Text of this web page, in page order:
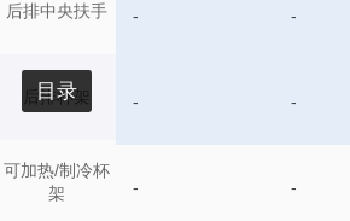
后排中央扶手
后排杯架
可加热/制冷杯
架
- -
- -
- -
目录